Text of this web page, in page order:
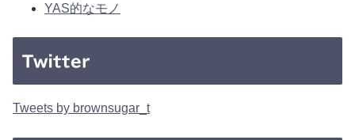
YAS的なモノ
Twitter
Tweets by brownsugar_t